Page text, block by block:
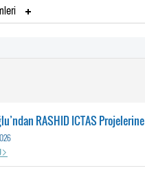
RASHID ICTAS Projelerine